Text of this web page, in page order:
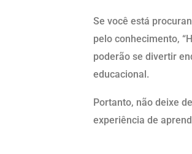
Se você está
pelo conhecimento,
poderão se divertir
educacional.
Portanto, não deixe
experiência de